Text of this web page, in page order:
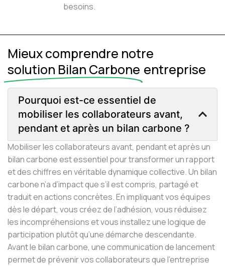
besoins.
Mieux comprendre notre
solution Bilan Carbone entreprise
Pourquoi est-ce essentiel de
mobiliser les collaborateurs avant,
pendant et après un bilan carbone ?
Mobiliser les collaborateurs avant, pendant et après un
bilan carbone est essentiel pour transformer un rapport
et des chiffres en véritable dynamique collective. Un bilan
carbone n’a d’impact que s’il est compris, partagé et
traduit en actions concrètes. En impliquant vos équipes
dès le départ, vous créez de l’adhésion, vous réduisez
les incompréhensions et vous installez une logique de
participation plutôt qu’une démarche descendante.
Avant le bilan carbone, une communication de lancement
permet de prévenir vos collaborateurs que l’entreprise